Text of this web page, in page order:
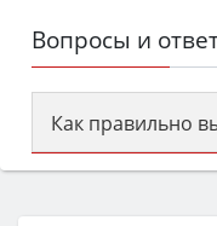
Вопросы и
Как правильно
Сначала